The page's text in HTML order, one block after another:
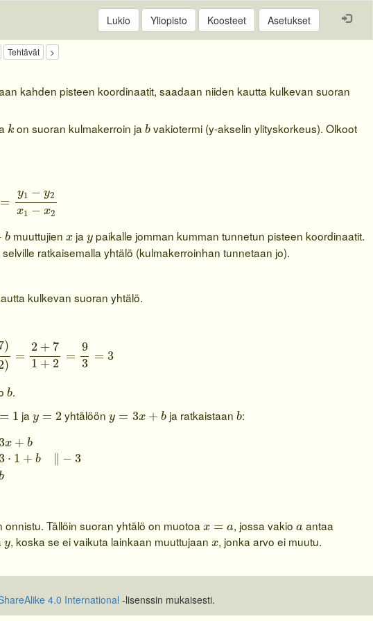
Asetukset
kahden pisteen koordinaatit, saadaan niiden kautta kulkevan suoran
k
kon suoran kulmakerroin jab
bvakiotermi (y-akselin ylityskorkeus). Olkoot
=
y1 − y2
x1 − x2
1−y 2x1−
b muuttujienx
x jay
ypaikalle jomman kumman tunnetun pisteen koordinaatit.
ratkaisemalla yhtälö (kulmakerroinhan tunnetaan jo).
kulkevan suoran yhtälö.
)
)
=
2 + 7
1 + 2
=
9
3
= 3
(− =2 + 71 =9
b
b.
= 1
1 jay = 2
y =2 yhtälööny = 3x + b
y =3 x+b ja ratkaistaan b
b:
x + b
⋅ 1 + b − 3
b2 =3 ⋅1
Tällöin suoran yhtälö on muotoa x = a
x=a , jossa vakioa
a antaa
y
y, koska se ei vaikuta lainkaan muuttujaanx
x, jonka arvo ei muutu.
4.0 International -lisenssin mukaisesti.